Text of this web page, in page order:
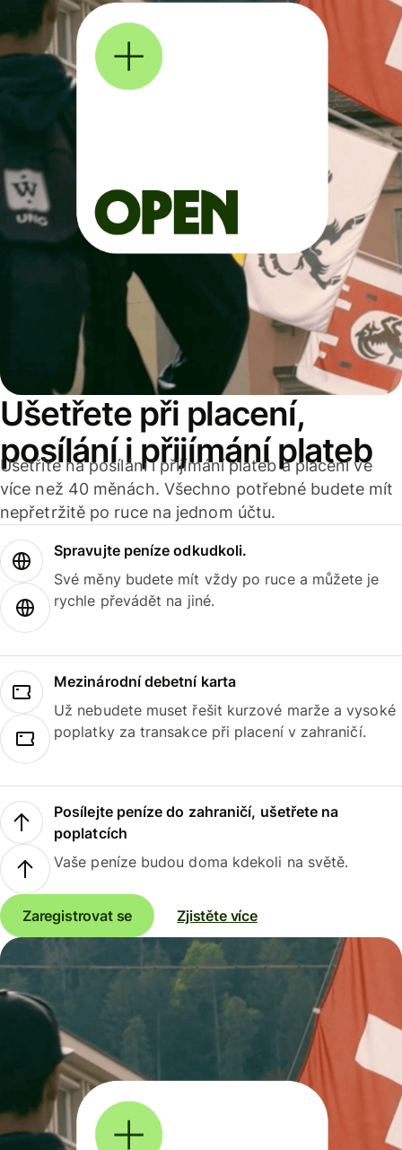
Ušetřete při placení,
posílání i přijímání plateb
Ušetříte na posílání i přijímání plateb a placení ve
více než 40 měnách. Všechno potřebné budete mít
nepřetržitě po ruce na jednom účtu.
Spravujte peníze odkudkoli.
Své měny budete mít vždy po ruce a můžete je
rychle převádět na jiné.
Mezinárodní debetní karta
Už nebudete muset řešit kurzové marže a vysoké
poplatky za transakce při placení v zahraničí.
Posílejte peníze do zahraničí, ušetřete na
poplatcích
Vaše peníze budou doma kdekoli na světě.
Zaregistrovat se Zjistěte více